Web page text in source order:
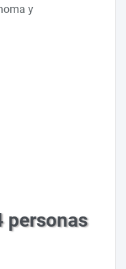
y
personas